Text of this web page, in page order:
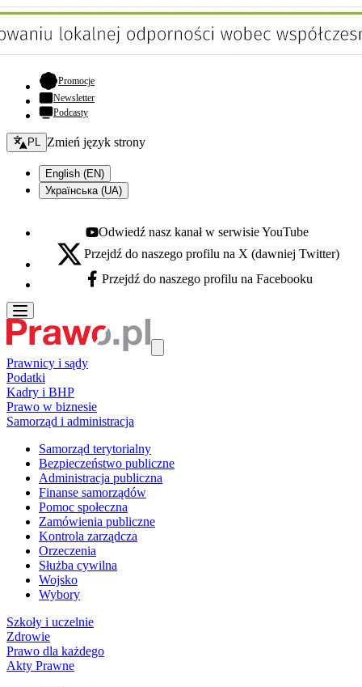
Promocje- otwiera się w nowej karcie
Newsletter
Podcasty
Zmień język - bieżący:
PL Zmień język strony
English (EN)
Українська (UA)
Youtube - otwiera się w nowej karcie
Odwiedź nasz kanał w serwisie YouTube
X - otwiera się w nowej karcie
Przejdź do naszego profilu na X (dawniej Twitter)
Facebook - otwiera się w nowej karcie
Przejdź do naszego profilu na Facebooku
Prawnicy i sądy
Podatki
Kadry i BHP
Prawo w biznesie
Samorząd i administracja
Samorząd terytorialny
Bezpieczeństwo publiczne
Administracja publiczna
Finanse samorządów
Pomoc społeczna
Zamówienia publiczne
Kontrola zarządcza
Orzeczenia
Służba cywilna
Wojsko
Wybory
Szkoły i uczelnie
Zdrowie
Prawo dla każdego
Akty Prawne